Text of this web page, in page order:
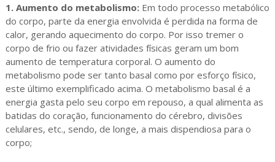
1. Aumento do metabolismo:Em todo processo metabólico
do corpo, parte da energia envolvida é perdida na forma de
calor, gerando aquecimento do corpo. Por isso tremer o
corpo de frio ou fazer atividades físicas geram um bom
aumento de temperatura corporal. O aumento do
metabolismo pode ser tanto basal como por esforço físico,
este último exemplificado acima. O metabolismo basal é a
energia gasta pelo seu corpo em repouso, a qual alimenta as
batidas do coração, funcionamento do cérebro, divisões
celulares, etc., sendo, de longe, a mais dispendiosa para o
corpo;